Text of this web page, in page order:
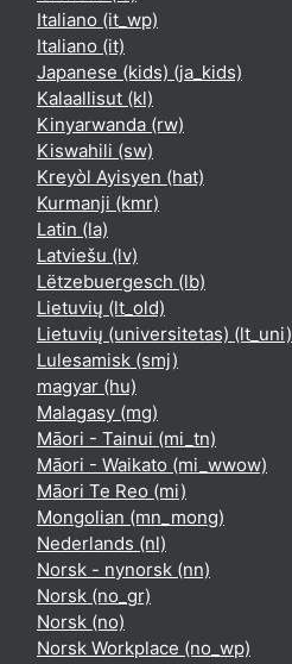
Italiano ‎(it_wp)‎
Italiano ‎(it)‎
Japanese (kids) ‎(ja_kids)‎
Kalaallisut ‎(kl)‎
Kinyarwanda ‎(rw)‎
Kiswahili ‎(sw)‎
Kreyòl Ayisyen ‎(hat)‎
Kurmanji ‎(kmr)‎
Latin ‎(la)‎
Latviešu ‎(lv)‎
Lëtzebuergesch ‎(lb)‎
Lietuvių ‎(lt_old)‎
Lietuvių (universitetas) ‎(lt_uni)‎
Lulesamisk ‎(smj)‎
magyar ‎(hu)‎
Malagasy ‎(mg)‎
Māori - Tainui ‎(mi_tn)‎
Māori - Waikato ‎(mi_wwow)‎
Māori Te Reo ‎(mi)‎
Mongolian ‎(mn_mong)‎
Nederlands ‎(nl)‎
Norsk - nynorsk ‎(nn)‎
Norsk ‎(no_gr)‎
Norsk ‎(no)‎
Norsk Workplace ‎(no_wp)‎